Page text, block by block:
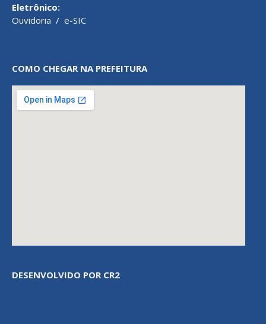
Eletrônico:
Ouvidoria / e-SIC
COMO CHEGAR NA PREFEITURA
DESENVOLVIDO POR CR2